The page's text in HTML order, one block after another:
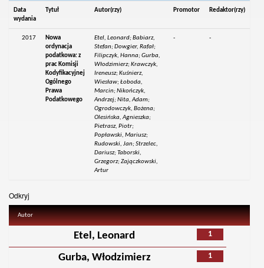
Data
wydania
Tytuł Autor(rzy) Promotor Redaktor(rzy)
2017
Nowa
ordynacja
podatkowa: z
prac Komisji
Kodyfikacyjnej
Ogólnego
Prawa
Podatkowego
Etel, Leonard; Babiarz,
Stefan; Dowgier, Rafał;
Filipczyk, Hanna; Gurba,
Włodzimierz; Krawczyk,
Ireneusz; Kuśnierz,
Wiesław; Łoboda,
Marcin; Nikończyk,
Andrzej; Nita, Adam;
Ogrodowczyk, Bożena;
Olesińska, Agnieszka;
Pietrasz, Piotr;
Popławski, Mariusz;
Rudowski, Jan; Strzelec,
Dariusz; Taborski,
Grzegorz; Zajączkowski,
Artur
- -
Odkryj
Autor
1
Etel, Leonard
1
Gurba, Włodzimierz